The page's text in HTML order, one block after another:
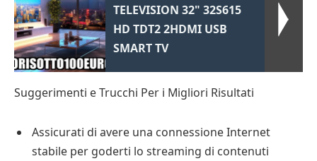
TELEVISION 32" 32S615
HD TDT2 2HDMI USB
SMART TV
Suggerimenti e Trucchi Per i Migliori Risultati
Assicurati di avere una connessione Internet
stabile per goderti lo streaming di contenuti